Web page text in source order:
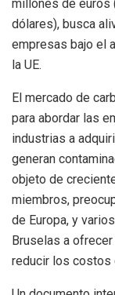
millones de euros
dólares), busca
empresas bajo el
la UE.
El mercado de
para abordar las
industrias a
generan
objeto de
miembros,
de Europa, y
Bruselas a
reducir los costos